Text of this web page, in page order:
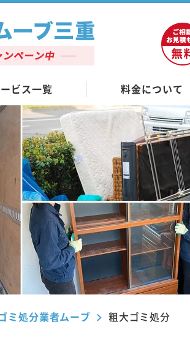
ビス一覧 料金について
ミ処分業者ムーブ 粗大ゴミ処分